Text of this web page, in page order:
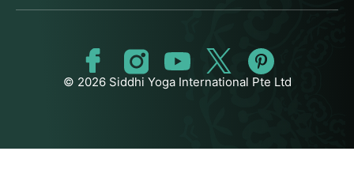
© 2026 Siddhi Yoga International Pte Ltd